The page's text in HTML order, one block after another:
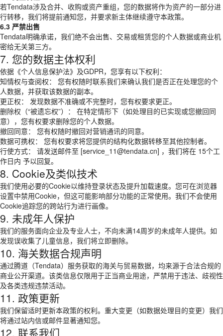
若Tendata涉及合并、收购或资产重组，您的数据将作为资产的一部分进
行转移，我们将提前通知您，并要求新主体继续遵守本政策。
6.3 严禁出售
Tendata明确承诺，我们绝不会出售、交易或租赁您的个人数据或商业机
密给无关第三方。
7. 您的数据主体权利
依据《个人信息保护法》及GDPR，您享有以下权利：
知情权与查阅权： 您有权随时联系我们来确认我们是否正在处理您的个
人数据，并获取该数据的副本。
更正权： 发现数据不准确或不完整时，您有权要求更正。
删除权（“被遗忘权”）： 在特定情形下（如处理目的已实现或您撤回同
意），您有权要求删除您的个人数据。
撤回同意： 您有权随时撤回对营销通讯的同意。
数据可携权： 您有权要求将您提供的结构化数据转移至其他控制者。
行使方式： 请发送邮件至 [service_11@tendata.cn] ，我们将在 15个工
作日内 予以回复。
8. Cookie及类似技术
我们使用必要的Cookie以维持登录状态及提升加载速度。您可在浏览器
设置中禁用Cookie，但这可能影响部分功能的正常使用。我们不会使用
Cookie追踪您的跨站行为进行画像。
9. 未成年人保护
我们的服务面向企业及专业人士，不向未满14周岁的未成年人提供。如
发现误收集了儿童信息，我们将立即删除。
10. 海关数据合规声明
通过腾道（Tendata）服务获取的海关与贸易数据，均来源于合法合规的
商业公开渠道。该类信息仅限用于正当商业用途，严禁用于违法、歧视性
及各类违规违禁活动。
11. 政策更新
我们保留适时更新本政策的权利。重大变更（如数据处理目的变更）我们
将通过站内信或邮件显著通知您。
12. 联系我们